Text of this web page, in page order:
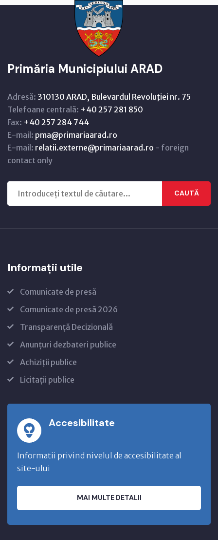
Primăria Municipiului ARAD
Adresă: 310130 ARAD, Bulevardul Revoluţiei nr. 75
Telefoane centrală: +40 257 281 850
Fax: +40 257 284 744
E-mail: pma@primariaarad.ro
E-mail: relatii.externe@primariaarad.ro - foreign
contact only
CAUTĂ
Informații utile
Comunicate de presă
Comunicate de presă 2026
Transparență Decizională
Anunțuri dezbateri publice
Achiziții publice
Licitații publice
Accesibilitate
Informatii privind nivelul de accesibilitate al
site-ului
MAI MULTE DETALII